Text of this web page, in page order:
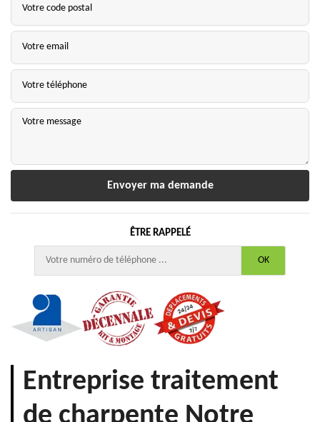
ÊTRE RAPPELÉ
Entreprise traitement
de charpente Notre